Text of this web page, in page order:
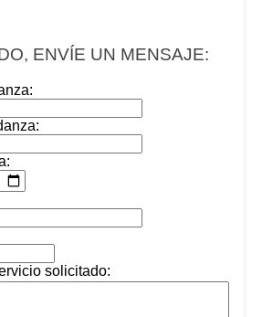
ENVÍE UN MENSAJE:
solicitado: